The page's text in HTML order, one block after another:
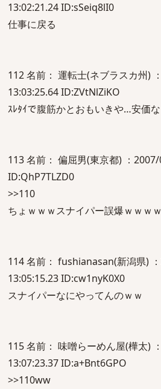
13:02:21.24 ID:sSeiq8lI0
仕事に戻る
112 名前： 運転士(ネブラスカ州)
13:03:25.64 ID:ZVtNlZiKO
ｽﾚﾀｲで腹筋かとおもいきや…安価
113 名前： 偏屈男(東京都) ：
ID:QhP7TLZD0
>>110
ちょｗｗｗスナイパー誤爆ｗｗｗ
114 名前： fushianasan(新潟県)
13:05:15.23 ID:cw1nyK0X0
スナイパーなにやってんのｗｗ
115 名前： 味噌らーめん屋(樺太)
13:07:23.37 ID:a+Bnt6GPO
>>110ww